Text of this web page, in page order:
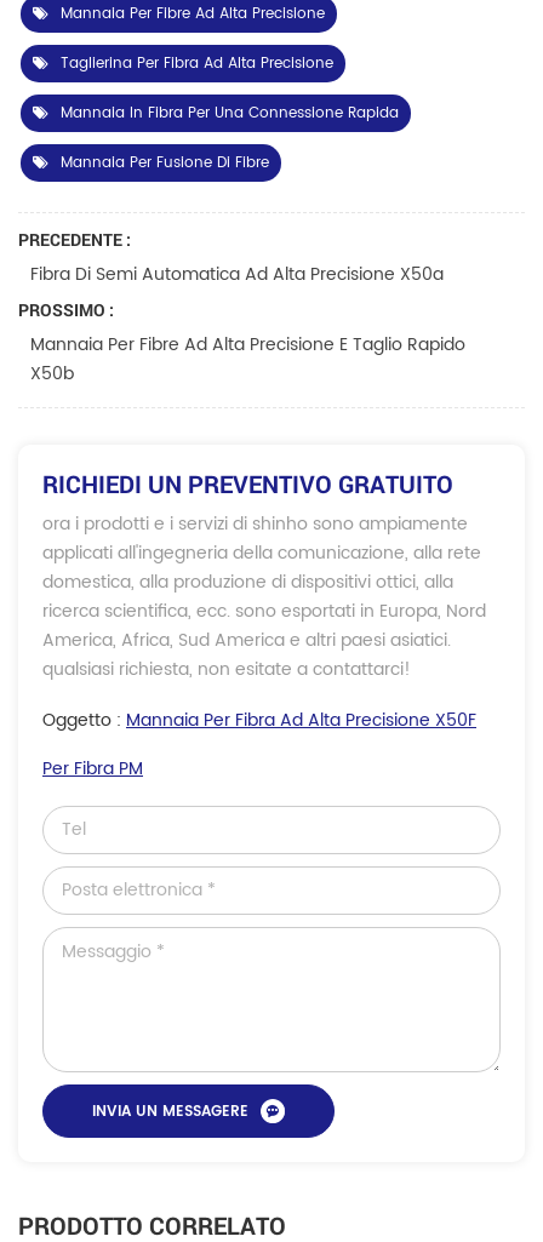
Mannaia Per Fibre Ad Alta Precisione
Taglierina Per Fibra Ad Alta Precisione
Mannaia In Fibra Per Una Connessione Rapida
Mannaia Per Fusione Di Fibre
PRECEDENTE :
Fibra Di Semi Automatica Ad Alta Precisione X50a
PROSSIMO :
Mannaia Per Fibre Ad Alta Precisione E Taglio Rapido
X50b
RICHIEDI UN PREVENTIVO GRATUITO
ora i prodotti e i servizi di shinho sono ampiamente
applicati all'ingegneria della comunicazione, alla rete
domestica, alla produzione di dispositivi ottici, alla
ricerca scientifica, ecc. sono esportati in Europa, Nord
America, Africa, Sud America e altri paesi asiatici.
qualsiasi richiesta, non esitate a contattarci!
Oggetto : Mannaia Per Fibra Ad Alta Precisione X50F
Per Fibra PM
PRODOTTO CORRELATO